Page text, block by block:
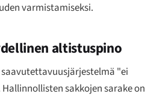
varmistamiseksi.
altistuspino
"ei
sakkojen sarake on